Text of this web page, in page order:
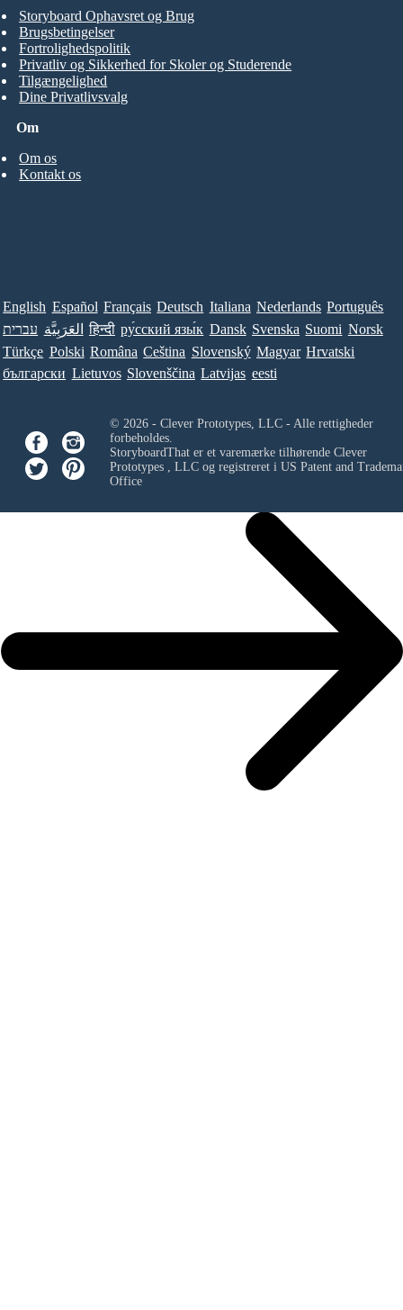
Om
Om os
Kontakt os
Storyboard Ophavsret og Brug
Brugsbetingelser
Fortrolighedspolitik
Privatliv og Sikkerhed for Skoler og Studerende
Tilgængelighed
Dine Privatlivsvalg
English Español Français Deutsch Italiana Nederlands Português
עברית العَرَبِيَّة हिन्दी ру́сский язы́к Dansk Svenska Suomi Norsk
Türkçe Polski Româna Ceština Slovenský Magyar Hrvatski
български Lietuvos Slovenščina Latvijas eesti
© 2026 - Clever Prototypes, LLC - Alle rettigheder
forbeholdes.
StoryboardThat er et varemærke tilhørende Clever
Prototypes , LLCog registreret i US Patent and
Office